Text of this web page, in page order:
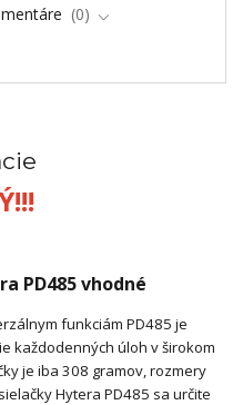
0
PD485 vhodné
funkciám PD485 je
každodenných úloh v širokom
je iba 308 gramov, rozmery
Hytera PD485 sa určite